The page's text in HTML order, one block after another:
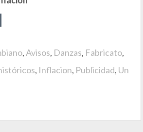
,Avisos, Danzas, Fabricato,
, Inflacion, Publicidad, Un